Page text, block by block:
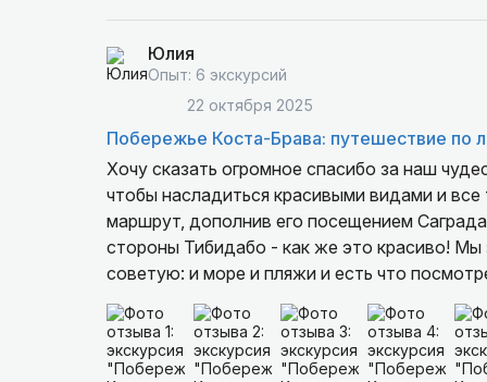
Юлия
Опыт: 6 экскурсий
22 октября 2025
Побережье Коста-Брава: путешествие по
Хочу сказать огромное спасибо за наш
чтобы насладиться красивыми видами и
маршрут, дополнив его посещением
стороны Тибидабо - как же это красиво! Мы
советую: и море и пляжи и есть что
счастливый и незабываемый выходной в